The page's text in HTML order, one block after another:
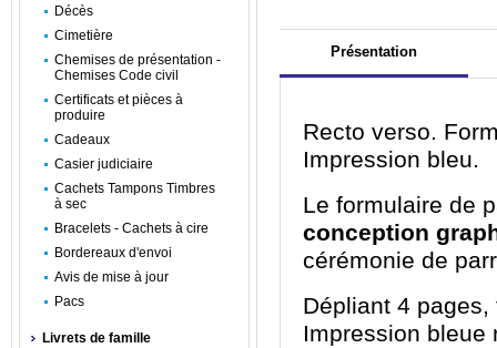
Présentation
Recto verso.
Impression bleu.
Le formulaire de
conception
cérémonie de
Dépliant 4
Impression
Décès
Cimetière
Chemises de présentation -
Chemises Code civil
Certificats et pièces à
produire
Cadeaux
Casier judiciaire
Cachets Tampons Timbres
à sec
Bracelets - Cachets à cire
Bordereaux d'envoi
Avis de mise à jour
Pacs
Livrets de famille